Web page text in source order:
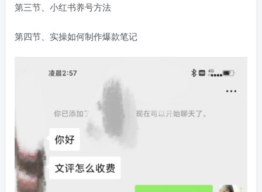
第三节、小红书养号方法
第四节、实操如何制作爆款笔记